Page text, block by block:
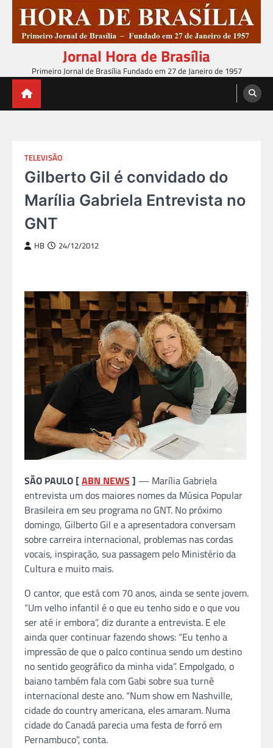
content
Jornal Hora de Brasília
Primeiro Jornal de Brasília Fundado em 27 de Janeiro de 1957
TELEVISÃO
Gilberto Gil é convidado do
Marília Gabriela Entrevista no
GNT
HB 24/12/2012
SÃO PAULO [ABN NEWS ] — Marília Gabriela
entrevista um dos maiores nomes da Música Popular
Brasileira em seu programa no GNT. No próximo
domingo, Gilberto Gil e a apresentadora conversam
sobre carreira internacional, problemas nas cordas
vocais, inspiração, sua passagem pelo Ministério da
Cultura e muito mais.
O cantor, que está com 70 anos, ainda se sente jovem.
“Um velho infantil é o que eu tenho sido e o que vou
ser até ir embora”, diz durante a entrevista. E ele
ainda quer continuar fazendo shows: “Eu tenho a
impressão de que o palco continua sendo um destino
no sentido geográfico da minha vida”. Empolgado, o
baiano também fala com Gabi sobre sua turnê
internacional deste ano. “Num show em Nashville,
cidade do country americana, eles amaram. Numa
cidade do Canadá parecia uma festa de forró em
Pernambuco”, conta.